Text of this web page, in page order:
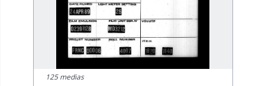
125 medias